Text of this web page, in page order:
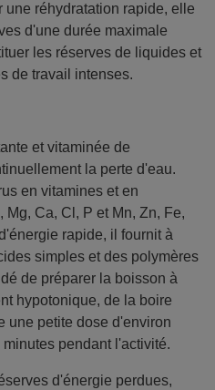
réhydratation rapide, elle
d'une durée maximale
les réserves de liquides et
de travail intenses.
et vitaminée de
la perte d'eau.
en vitamines et en
Mg, Ca, Cl, P et Mn, Zn, Fe,
rapide, il fournit à
simples et des polymères
de préparer la boisson à
hypotonique, de la boire
une petite dose d'environ
pendant l'activité.
d'énergie perdues,